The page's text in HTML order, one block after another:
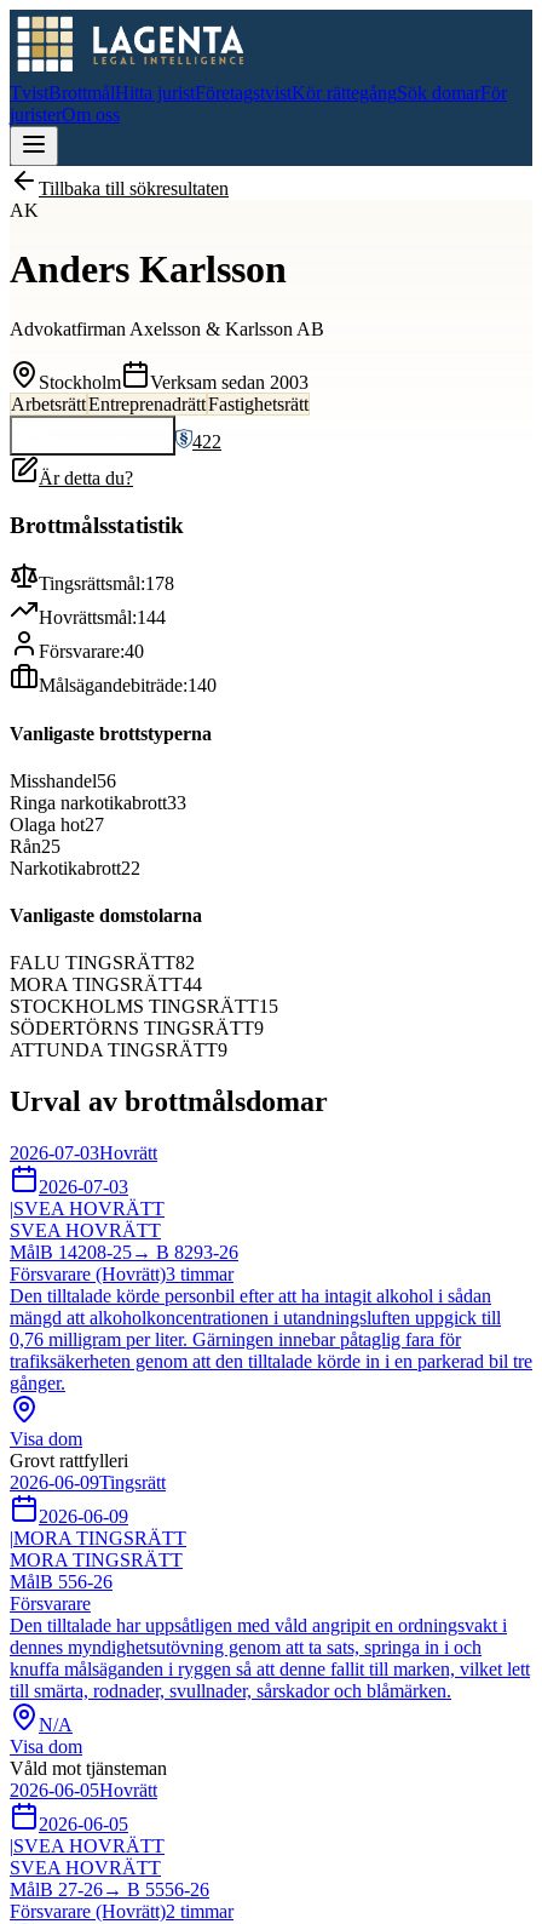
TvistBrottmålHitta juristFöretagstvistKör rättegångSök domarFör
juristerOm oss
Tillbaka till sökresultaten
AK
Anders Karlsson
Advokatfirman Axelsson & Karlsson AB
Stockholm Verksam sedan 2003
ArbetsrättEntreprenadrättFastighetsrätt
422
Är detta du?
Brottmålsstatistik
Tingsrättsmål:178
Hovrättsmål:144
Försvarare:40
Målsägandebiträde:140
Vanligaste brottstyperna
Misshandel56
Ringa narkotikabrott33
Olaga hot27
Rån25
Narkotikabrott22
Vanligaste domstolarna
FALU TINGSRÄTT82
MORA TINGSRÄTT44
STOCKHOLMS TINGSRÄTT15
SÖDERTÖRNS TINGSRÄTT9
ATTUNDA TINGSRÄTT9
Urval av brottmålsdomar
2026-07-03Hovrätt
2026-07-03
|SVEA HOVRÄTT
SVEA HOVRÄTT
MålB 14208-25→ B 8293-26
Försvarare (Hovrätt)3 timmar
Den tilltalade körde personbil efter att ha intagit alkohol i sådan
mängd att alkoholkoncentrationen i utandningsluften uppgick till
0,76 milligram per liter. Gärningen innebar påtaglig fara för
trafiksäkerheten genom att den tilltalade körde in i en parkerad bil tre
gånger.
Visa dom
Grovt rattfylleri
2026-06-09Tingsrätt
2026-06-09
|MORA TINGSRÄTT
MORA TINGSRÄTT
MålB 556-26
Försvarare
Den tilltalade har uppsåtligen med våld angripit en ordningsvakt i
dennes myndighetsutövning genom att ta sats, springa in i och
knuffa målsäganden i ryggen så att denne fallit till marken, vilket lett
till smärta, rodnader, svullnader, sårskador och blåmärken.
N/A
Visa dom
Våld mot tjänsteman
2026-06-05Hovrätt
2026-06-05
|SVEA HOVRÄTT
SVEA HOVRÄTT
MålB 27-26→ B 5556-26
Försvarare (Hovrätt)2 timmar